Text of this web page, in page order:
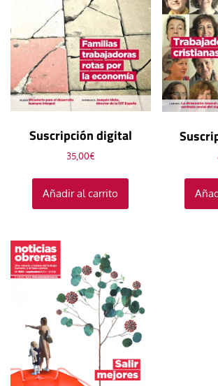
Suscripción digital
35,00€
Añadir al carrito